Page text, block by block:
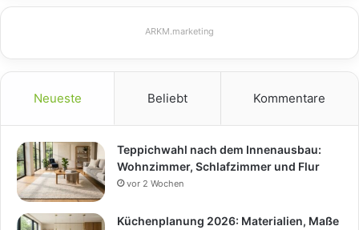
ARKM.marketing
Neueste Beliebt Kommentare
Teppichwahl nach dem Innenausbau:
Wohnzimmer, Schlafzimmer und Flur
vor 2 Wochen
Küchenplanung 2026: Materialien, Maße